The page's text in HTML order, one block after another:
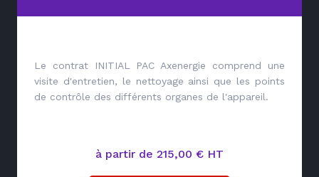
Le contrat INITIAL PAC Axenergie comprend une
visite d'entretien, le nettoyage ainsi que les points
de contrôle des différents organes de l'appareil.
à partir de 215,00 € HT